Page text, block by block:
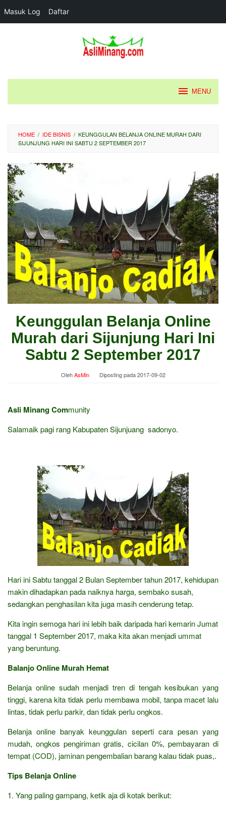
Masuk Log Daftar
MENU
HOME / IDE BISNIS / KEUNGGULAN BELANJA ONLINE MURAH DARI
SIJUNJUNG HARI INI SABTU 2 SEPTEMBER 2017
Keunggulan Belanja Online
Murah dari Sijunjung Hari Ini
Sabtu 2 September 2017
OlehAsMin Diposting pada2017-09-02
Asli Minang Community
Salamaik pagi rang Kabupaten Sijunjuang sadonyo.
Hari ini Sabtu tanggal 2 Bulan September tahun 2017, kehidupan
makin dihadapkan pada naiknya harga, sembako susah,
sedangkan penghasilan kita juga masih cenderung tetap.
Kita ingin semoga hari ini lebih baik daripada hari kemarin Jumat
tanggal 1 September 2017, maka kita akan menjadi ummat
yang beruntung.
Balanjo Online Murah Hemat
Belanja online sudah menjadi tren di tengah kesibukan yang
tinggi, karena kita tidak perlu membawa mobil, tanpa macet lalu
lintas, tidak perlu parkir, dan tidak perlu ongkos.
Belanja online banyak keunggulan seperti cara pesan yang
mudah, ongkos pengiriman gratis, cicilan 0%, pembayaran di
tempat (COD), jaminan pengembalian barang kalau tidak puas,.
Tips Belanja Online
1. Yang paling gampang, ketik aja di kotak berikut: